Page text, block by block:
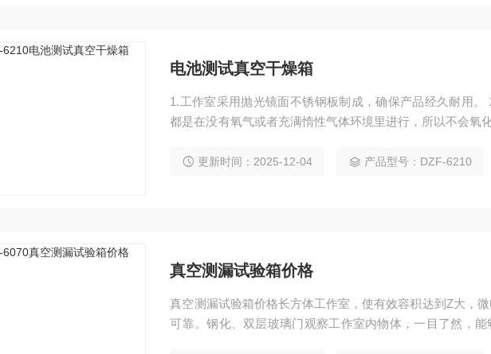
电池测试真空干燥箱
1.工作室采用抛光镜面不锈钢板制成，确保产品经久耐用。
都是在没有氧气或者充满惰性气体环境里进行，所以不会氧
更新时间：2025-12-04 产品型号：DZF-6210
真空测漏试验箱价格
真空测漏试验箱价格长方体工作室，使有效容积达到Z大，
可靠。钢化、双层玻璃门观察工作室内物体，一目了然，